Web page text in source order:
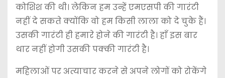
कोशिश की थी। लेकिन हम उन्हें एमएसपी की गारंटी
नहीं दे सकते क्योंकि वो हम किसी लाला को दे चुके हैं।
उसकी गारंटी ही हमारे होने की गारंटी है। हाँ इस बार
थार नहीं होगी उसकी पक्की गारंटी है।
महिलाओं पर अत्याचार करने से अपने लोगों को रोकेंगे